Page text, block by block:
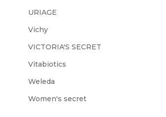
URIAGE
Vichy
VICTORIA'S SECRET
Vitabiotics
Weleda
Women's secret